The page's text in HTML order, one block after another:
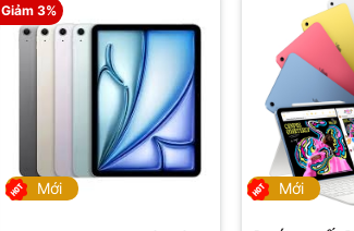
Mới
Giảm 3%
Mới